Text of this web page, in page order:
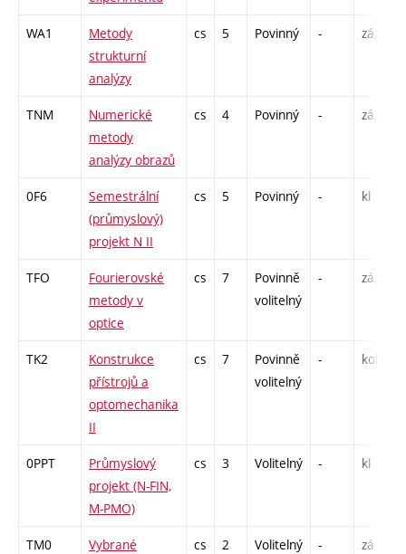
WA1
Metody
strukturní
analýzy
cs 5 Povinný - zá,zk
TNM
Numerické
metody
analýzy obrazů
cs 4 Povinný - zá,zk
0F6
Semestrální
(průmyslový)
projekt N II
cs 5 Povinný - kl
TFO
Fourierovské
metody v
optice
cs 7
Povinně
volitelný
- zá,zk
TK2
Konstrukce
přístrojů a
optomechanika
II
cs 7
Povinně
volitelný
- kol
0PPT
Průmyslový
projekt (N-FIN,
M-PMO)
cs 3 Volitelný - kl
TM0
Vybrané
cs 2 Volitelný - zá